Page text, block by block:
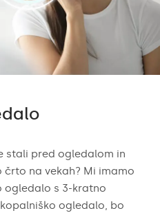
stali pred ogledalom in
na vekah? Mi imamo
ogledalo s 3-kratno
ogledalo, bo